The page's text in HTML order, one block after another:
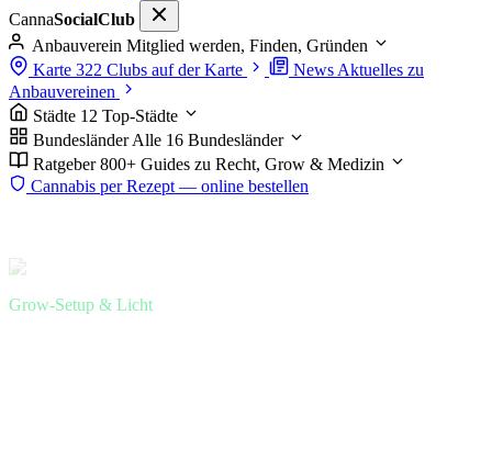
CannaSocialClub
Anbauverein Mitglied werden, Finden, Gründen
Karte 322 Clubs auf der Karte News Aktuelles zu
Anbauvereinen
Städte 12 Top-Städte
Bundesländer Alle 16 Bundesländer
Ratgeber 800+ Guides zu Recht, Grow & Medizin
Cannabis per Rezept — online bestellen
Start
Grow-Setup & Licht